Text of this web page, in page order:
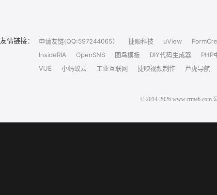
友情链接： 申请友链(QQ:597244065） 捷顺科技 uView
InsideRIA
OpenSNS 图鸟模板 DIY代码生成器
PHP
VUE
小蚂蚁云 工业互联网 捷映视频制作 芦虎导航
© 2014-2026